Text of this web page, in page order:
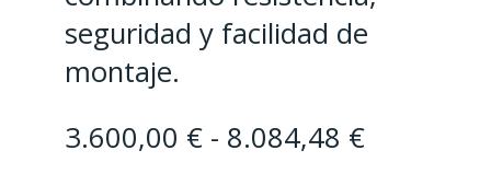
seguridad y facilidad de
montaje.
3.600,00 € - 8.084,48 €Rango